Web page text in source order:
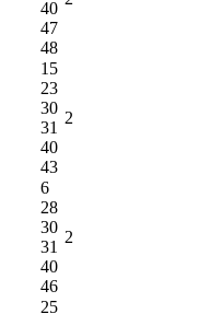
40
47
48
15
23
30
31
40
43
2
6
28
30
31
40
46
2
25